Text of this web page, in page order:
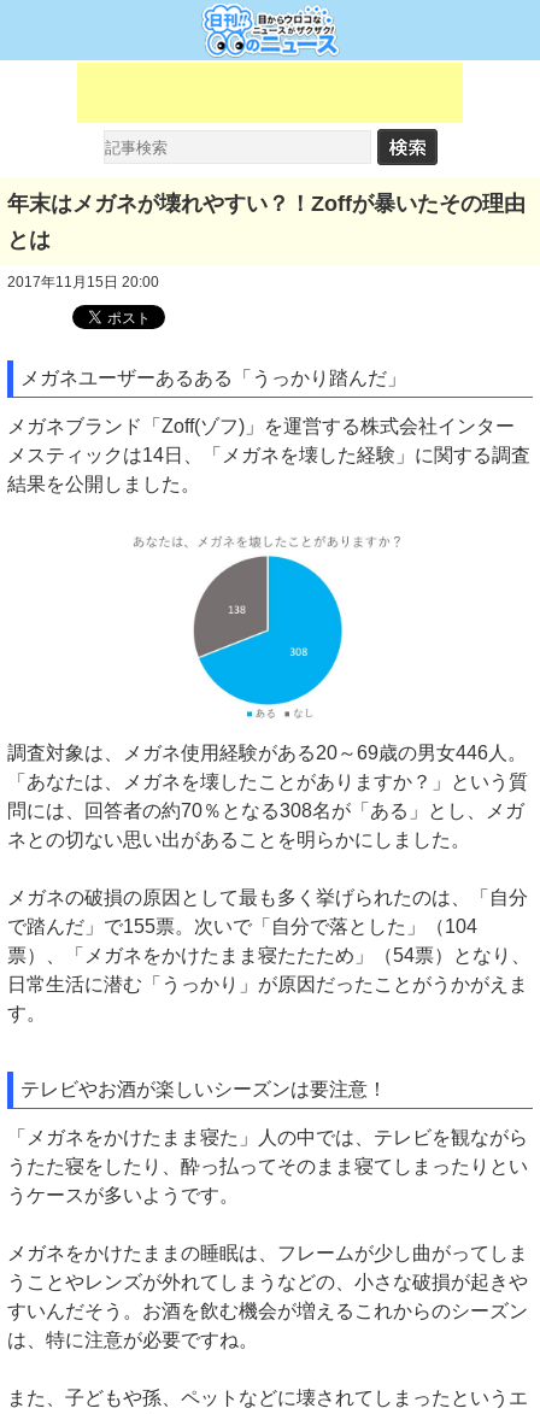
年末はメガネが壊れやすい？！Zoffが暴いたその理由
とは
2017年11月15日 20:00
メガネユーザーあるある「うっかり踏んだ」
メガネブランド「Zoff(ゾフ)」を運営する株式会社インター
メスティックは14日、「メガネを壊した経験」に関する調査
結果を公開しました。
調査対象は、メガネ使用経験がある20～69歳の男女446人。
「あなたは、メガネを壊したことがありますか？」という質
問には、回答者の約70％となる308名が「ある」とし、メガ
ネとの切ない思い出があることを明らかにしました。
メガネの破損の原因として最も多く挙げられたのは、「自分
で踏んだ」で155票。次いで「自分で落とした」（104
票）、「メガネをかけたまま寝たたため」（54票）となり、
日常生活に潜む「うっかり」が原因だったことがうかがえま
す。
テレビやお酒が楽しいシーズンは要注意！
「メガネをかけたまま寝た」人の中では、テレビを観ながら
うたた寝をしたり、酔っ払ってそのまま寝てしまったりとい
うケースが多いようです。
メガネをかけたままの睡眠は、フレームが少し曲がってしま
うことやレンズが外れてしまうなどの、小さな破損が起きや
すいんだそう。お酒を飲む機会が増えるこれからのシーズン
は、特に注意が必要ですね。
また、子どもや孫、ペットなどに壊されてしまったというエ